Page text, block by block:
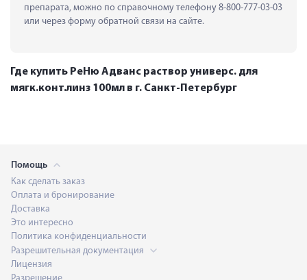
препарата, можно по справочному телефону 8-800-777-03-03
или через форму обратной связи на сайте.
Где купить РеНю Адванс раствор универс. для
мягк.конт.линз 100мл в г. Санкт-Петербург
Помощь
Как сделать заказ
Оплата и бронирование
Доставка
Это интересно
Политика конфиденциальности
Разрешительная документация
Лицензия